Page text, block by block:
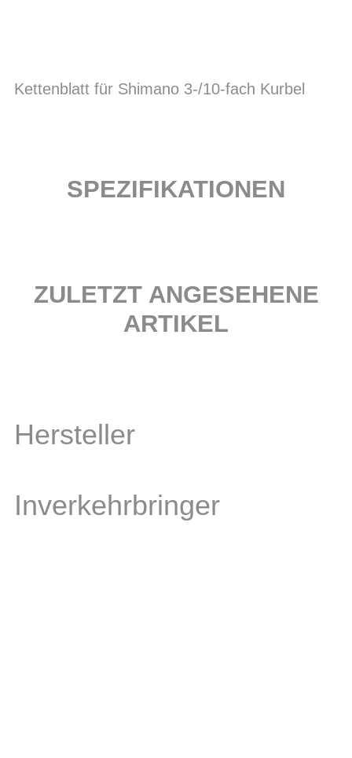
Kettenblatt für Shimano 3-/10-fach Kurbel
SPEZIFIKATIONEN
ZULETZT ANGESEHENE
ARTIKEL
Hersteller
Inverkehrbringer